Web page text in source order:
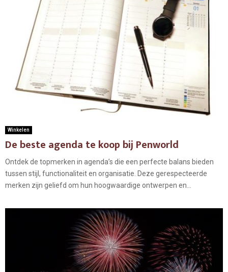
Winkelen
De beste agenda te koop bij Penworld
Ontdek de topmerken in agenda’s die een perfecte balans bieden
tussen stijl, functionaliteit en organisatie. Deze gerespecteerde
merken zijn geliefd om hun hoogwaardige ontwerpen en...